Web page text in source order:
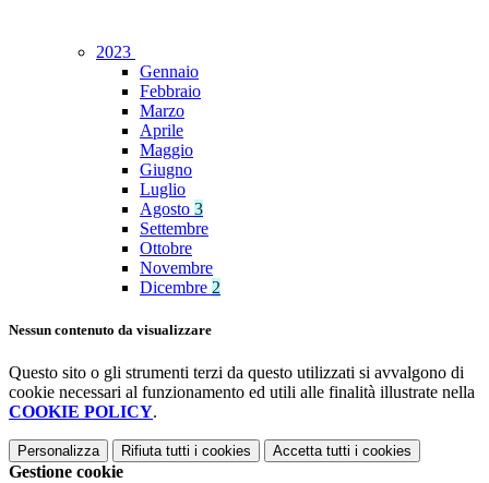
2023
Gennaio
Febbraio
Marzo
Aprile
Maggio
Giugno
Luglio
Agosto 3
Settembre
Ottobre
Novembre
Dicembre 2
Nessun contenuto da visualizzare
Questo sito o gli strumenti terzi da questo utilizzati si avvalgono di
cookie necessari al funzionamento ed utili alle finalità illustrate nella
COOKIE POLICY.
Personalizza Rifiuta tutti i cookies Accetta tutti i cookies
Gestione cookie